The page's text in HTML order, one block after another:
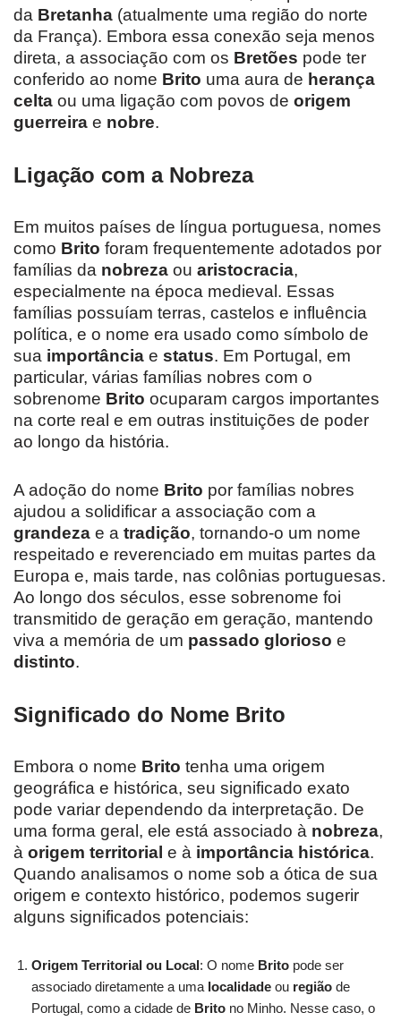
da Bretanha (atualmente uma região do norte
da França). Embora essa conexão seja menos
direta, a associação com os Bretões pode ter
conferido ao nome Brito uma aura de herança
celta ou uma ligação com povos de origem
guerreira e nobre.
Ligação com a Nobreza
Em muitos países de língua portuguesa, nomes
como Brito foram frequentemente adotados por
famílias da nobreza ou aristocracia,
especialmente na época medieval. Essas
famílias possuíam terras, castelos e influência
política, e o nome era usado como símbolo de
sua importância e status. Em Portugal, em
particular, várias famílias nobres com o
sobrenome Brito ocuparam cargos importantes
na corte real e em outras instituições de poder
ao longo da história.
A adoção do nome Brito por famílias nobres
ajudou a solidificar a associação com a
grandeza e a tradição, tornando-o um nome
respeitado e reverenciado em muitas partes da
Europa e, mais tarde, nas colônias portuguesas.
Ao longo dos séculos, esse sobrenome foi
transmitido de geração em geração, mantendo
viva a memória de um passado glorioso e
distinto.
Significado do Nome Brito
Embora o nome Brito tenha uma origem
geográfica e histórica, seu significado exato
pode variar dependendo da interpretação. De
uma forma geral, ele está associado à nobreza,
à origem territorial e à importância histórica.
Quando analisamos o nome sob a ótica de sua
origem e contexto histórico, podemos sugerir
alguns significados potenciais:
Origem Territorial ou Local: O nome Brito pode ser
associado diretamente a uma localidade ou região de
Portugal, como a cidade de Brito no Minho. Nesse caso, o